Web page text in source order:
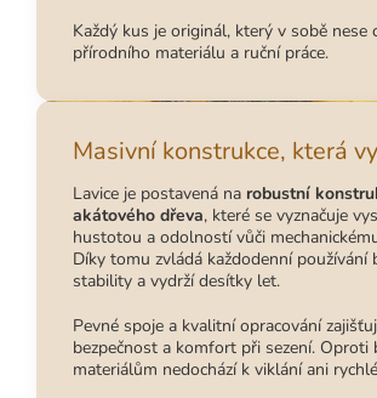
Každý kus je originál, který v sobě nese
přírodního materiálu a ruční práce.
Masivní konstrukce, která
Lavice je postavená na robustní
akátového dřeva, které se vyznačuje
hustotou a odolností vůči
Díky tomu zvládá každodenní používání
stability a vydrží desítky let.
Pevné spoje a kvalitní opracování
bezpečnost a komfort při sezení. Oproti
materiálům nedochází k viklání ani